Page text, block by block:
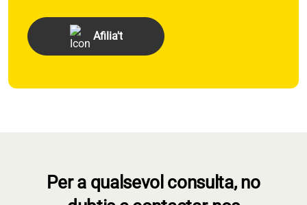
Afilia't
Per a qualsevol consulta, no